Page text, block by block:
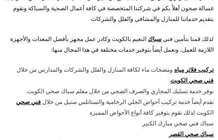
غسالة صحون أهلاً بكم في شركتنا المتخصصة في كافة أعمال الصحية والسباكة ونقوم
بتقديم خدماتنا للمنازل والمشافي والفلل والشركات
لذلك قمنا بتأمين فنيسباك النعيم بالكويت وكادر عمل مجهز بأفضل المعدات والأجهزة
اللازمة للعمل، ونعمل أيضاً بتوفير خدمات مختلفة في هذا المجال منها:
تركيب فلاتر مياه ومضخات ماء لكافة المنازل والفلل والشركات والمدارس من خلال
فني صحي الكويت.
نوفر خدمة تسليك المجاري والصرف الصحي من خلال معلم سباك صحي الكويت.
نقدم أيضاً خدمة تركيب أحواض الجلي الرخامية والستانلس ستيل من خلالفني صحي
الكويت لذلك نقوم بتوفير كافة أنواع الأحواض المميزة
سباك فني صحي مبارك الكبير
سباك صحي القصر